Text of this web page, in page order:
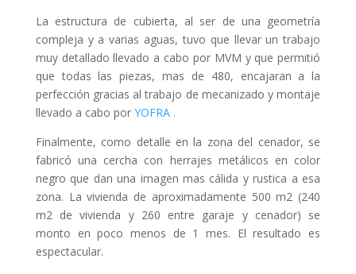
La estructura de cubierta, al ser de una geometría
compleja y a varias aguas, tuvo que llevar un trabajo
muy detallado llevado a cabo por MVM y que permitió
que todas las piezas, mas de 480, encajaran a la
perfección gracias al trabajo de mecanizado y montaje
llevado a cabo por YOFRA .
Finalmente, como detalle en la zona del cenador, se
fabricó una cercha con herrajes metálicos en color
negro que dan una imagen mas cálida y rustica a esa
zona. La vivienda de aproximadamente 500 m2 (240
m2 de vivienda y 260 entre garaje y cenador) se
monto en poco menos de 1 mes. El resultado es
espectacular.